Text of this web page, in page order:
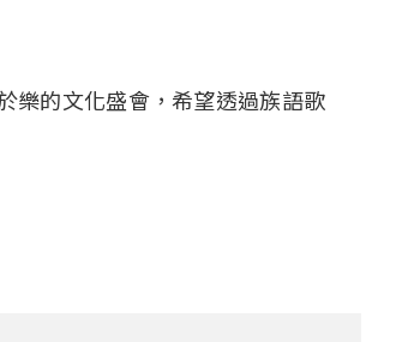
樂的文化盛會，希望透過族語歌